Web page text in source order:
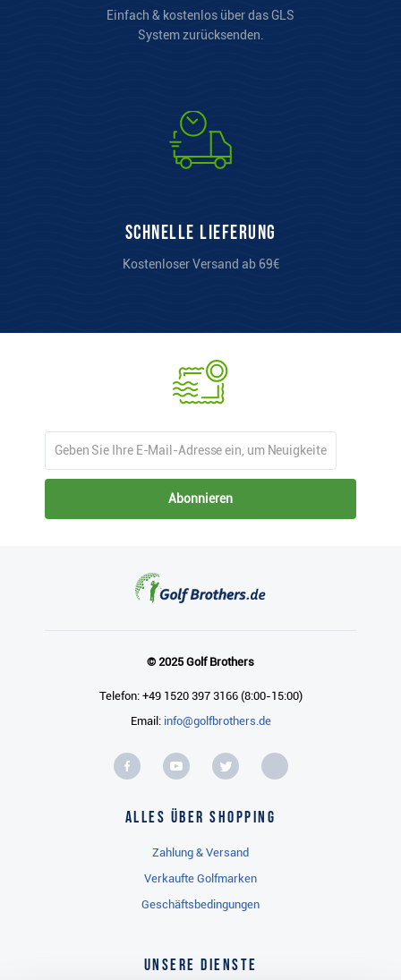
Einfach & kostenlos über das GLS
System zurücksenden.
Schnelle Lieferung
Kostenloser Versand ab 69€
Abonnieren
© 2025 Golf Brothers
Telefon: +49 1520 397 3166 (8:00-15:00)
Email: info@golfbrothers.de
Alles über Shopping
Zahlung & Versand
Verkaufte Golfmarken
Geschäftsbedingungen
Unsere Dienste